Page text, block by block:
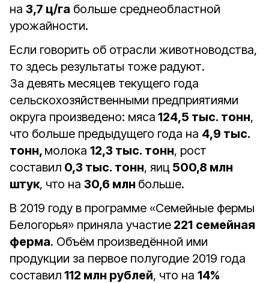
на 3,7 ц/га больше среднеобластной
урожайности.
Если говорить об отрасли животноводства,
то здесь результаты тоже радуют.
За девять месяцев текущего года
сельскохозяйственными предприятиями
округа произведено: мяса 124,5 тыс. тонн,
что больше предыдущего года на 4,9 тыс.
тонн, молока 12,3 тыс. тонн, рост
составил 0,3 тыс. тонн, яиц 500,8 млн
штук, что на 30,6 млн больше.
В 2019 году в программе «Семейные фермы
Белогорья» приняла участие 221 семейная
ферма. Объём произведённой ими
продукции за первое полугодие 2019 года
составил 112 млн рублей, что на 14%